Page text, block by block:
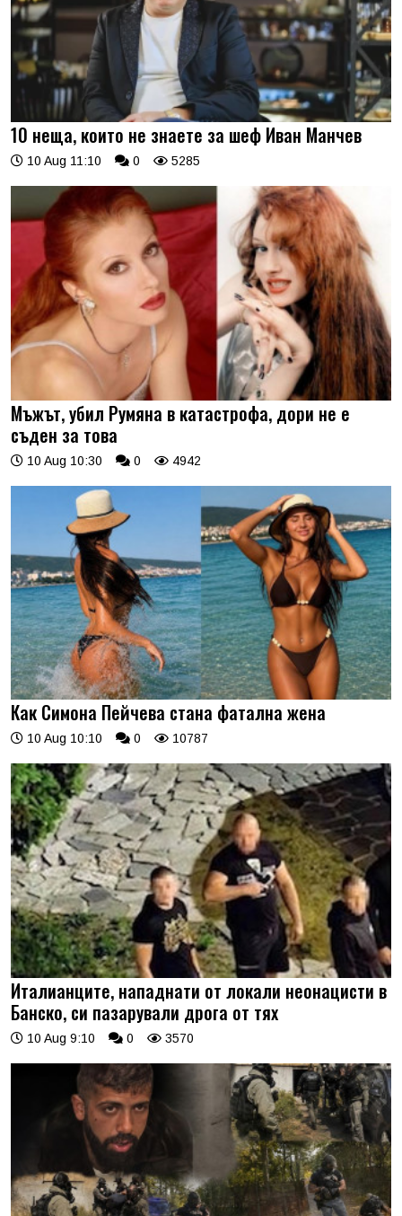
10 неща, които не знаете за шеф Иван Манчев
10 Aug 11:10 0 5285
Мъжът, убил Румяна в катастрофа, дори не е
съден за това
10 Aug 10:30 0 4942
Как Симона Пейчева стана фатална жена
10 Aug 10:10 0 10787
Италианците, нападнати от локали неонацисти в
Банско, си пазарували дрога от тях
10 Aug 9:10 0 3570